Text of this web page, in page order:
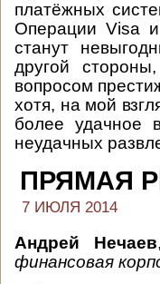
платёжных
Операции Visa
станут
другой
вопросом
хотя, на мой
более удачное
неудачных
ПРЯМАЯ
7 ИЮЛЯ 2014
Андрей Нечаев
финансовая